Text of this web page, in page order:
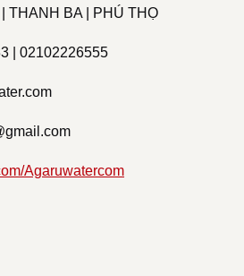
THANH BA | PHÚ THỌ
| 02102226555
Agaruwatercom